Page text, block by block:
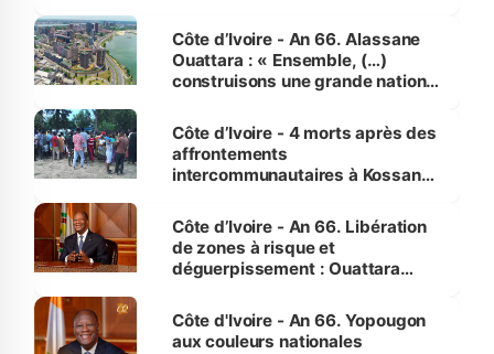
enfants
Côte d’Ivoire - An 66. Alassane
Ouattara : « Ensemble, (…)
construisons une grande nation
générations futures »
Côte d’Ivoire - 4 morts après des
affrontements
intercommunautaires à Kossandji
milieu des sinistrés
Côte d’Ivoire - An 66. Libération
de zones à risque et
déguerpissement : Ouattara
l'Etat de droit pour préserver les
vies humaines »
Côte d'Ivoire - An 66. Yopougon
aux couleurs nationales